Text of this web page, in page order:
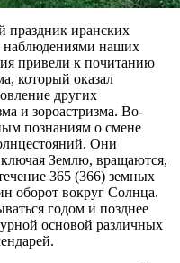
праздник иранских
наблюдениями наших
привели к почитанию
который оказал
других
и зороастризма. Во-
познаниям о смене
Они
Землю, вращаются,
365 (366) земных
оборот вокруг Солнца.
годом и позднее
основой различных